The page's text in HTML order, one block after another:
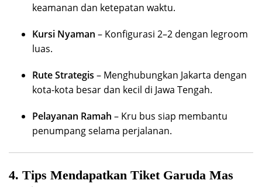
keamanan dan ketepatan waktu.
Kursi Nyaman – Konfigurasi 2–2 dengan legroom
luas.
Rute Strategis – Menghubungkan Jakarta dengan
kota-kota besar dan kecil di Jawa Tengah.
Pelayanan Ramah – Kru bus siap membantu
penumpang selama perjalanan.
4. Tips Mendapatkan Tiket Garuda Mas